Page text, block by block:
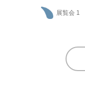
展覧会 1